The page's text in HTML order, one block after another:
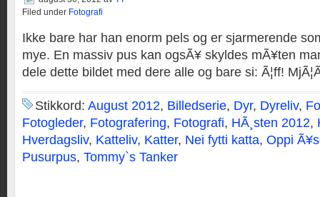
Filed under Fotografi
Ikke bare har han enorm pels og er sjarmerende
mye. En massiv pus kan ogsÃ¥ skyldes mÃ¥ten
dele dette bildet med dere alle og bare si: Ã¦ff!
Stikkord: August 2012, Billedserie, Dyr, Dyreliv,
Fotogleder, Fotografering, Fotografi, HÃ¸sten 2012,
Hverdagsliv, Katteliv, Katter, Nei fytti katta, Oppi
Pusurpus, Tommy`s Tanker